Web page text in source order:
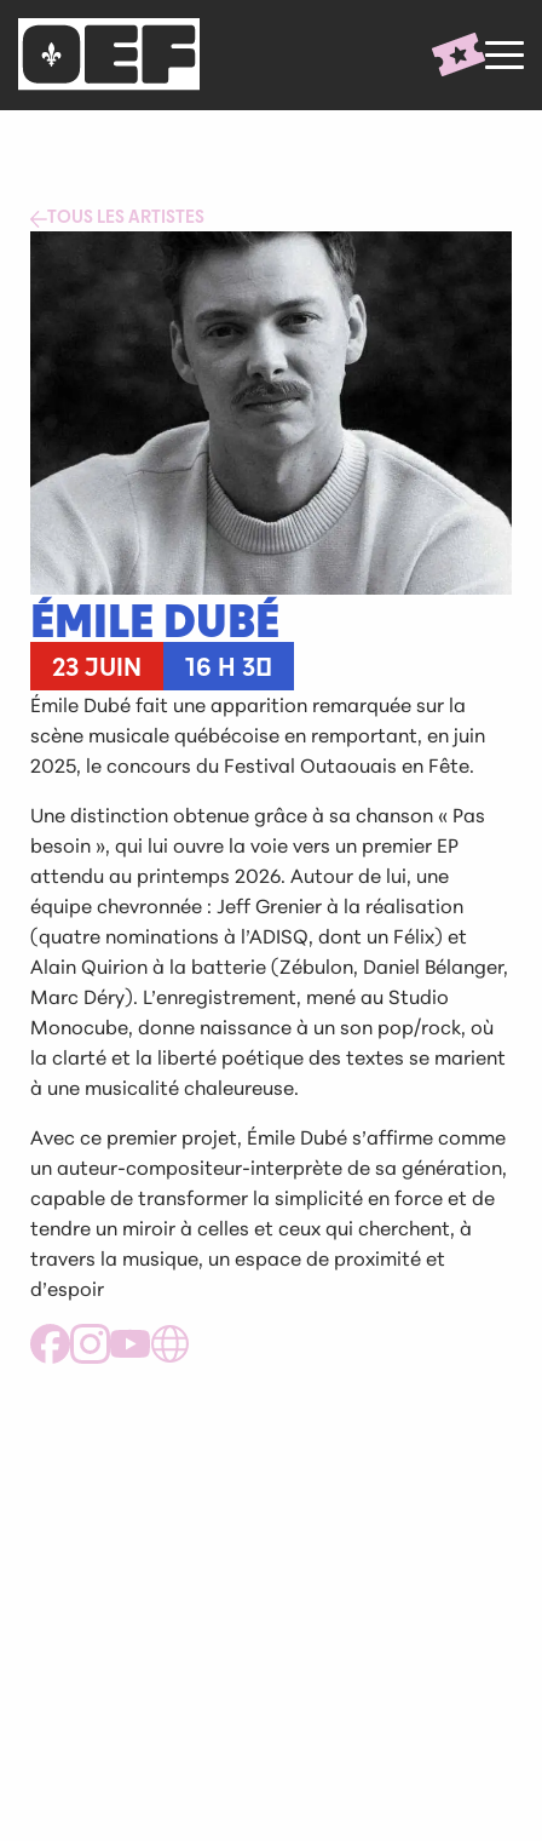
TOUS LES ARTISTES
ÉMILE DUBÉ
23 JUIN 16 H 30
Émile Dubé fait une apparition remarquée sur la
scène musicale québécoise en remportant, en juin
2025, le concours du Festival Outaouais en Fête.
Une distinction obtenue grâce à sa chanson « Pas
besoin », qui lui ouvre la voie vers un premier EP
attendu au printemps 2026. Autour de lui, une
équipe chevronnée : Jeff Grenier à la réalisation
(quatre nominations à l’ADISQ, dont un Félix) et
Alain Quirion à la batterie (Zébulon, Daniel Bélanger,
Marc Déry). L’enregistrement, mené au Studio
Monocube, donne naissance à un son pop/rock, où
la clarté et la liberté poétique des textes se marient
à une musicalité chaleureuse.
Avec ce premier projet, Émile Dubé s’affirme comme
un auteur-compositeur-interprète de sa génération,
capable de transformer la simplicité en force et de
tendre un miroir à celles et ceux qui cherchent, à
travers la musique, un espace de proximité et
d’espoir